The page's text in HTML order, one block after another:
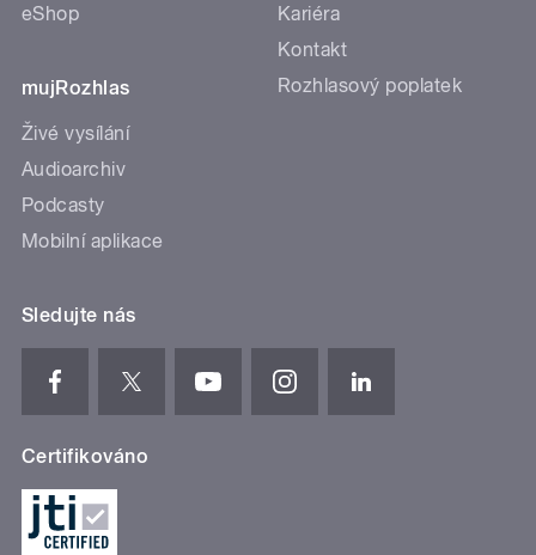
eShop
mujRozhlas
Živé vysílání
Audioarchiv
Podcasty
Mobilní aplikace
Kariéra
Kontakt
Rozhlasový poplatek
Sledujte nás
Certifikováno